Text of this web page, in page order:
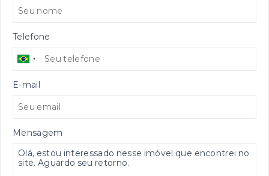
Telefone
E-mail
Mensagem